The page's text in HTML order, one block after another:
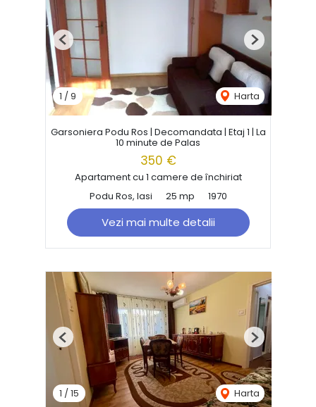
1 /9 Harta
Previous Next
Garsoniera Podu Ros | Decomandata | Etaj 1 | La
10 minute de Palas
350 €
Apartament cu 1 camere de închiriat
Podu Ros, Iasi
25 mp 1970
Vezi mai multe detalii
1 / 15 Harta
Previous Next